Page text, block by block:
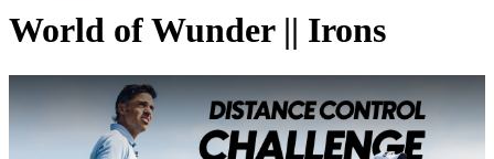
World of Wunder || Irons